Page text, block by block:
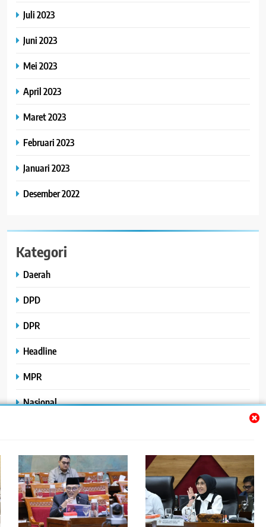
Juli 2023
Juni 2023
Mei 2023
April 2023
Maret 2023
Februari 2023
Januari 2023
Desember 2022
Kategori
Daerah
DPD
DPR
Headline
MPR
Nasional
Polhukam
Uncategorized